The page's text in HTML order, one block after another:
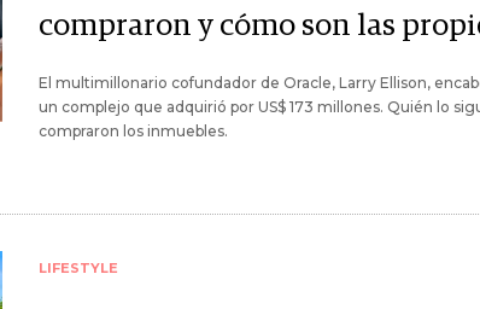
compraron y cómo son las
El multimillonario cofundador de Oracle, Larry Ellison,
un complejo que adquirió por US$ 173 millones. Quién lo
compraron los inmuebles.
LIFESTYLE